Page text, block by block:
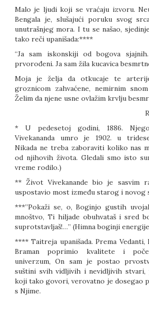
Malo je ljudi koji se vraćaju izvoru.
Bengala je, slušajući poruku svog
unutrašnjeg mora. I tu se našao,
tako reči upanišada:****
“Ja sam iskonskiji od bogova
prvorođeni. Ja sam žila kucavica
Moja je želja da otkucaje te
groznicom zahvaćene, nemirnim
Želim da njene usne ovlažim krvlju
* U pedesetoj godini, 1886.
Vivekananda umro je 1902. u
Nikada ne treba zaboraviti koliko nas
od njihovih života. Gledali smo isto
vreme rodilo.)
** Život Vivekanande bio je sasvim
uspostavio most između starog i novog
***”Pokaži se, o, Boginjo gustih
mnoštvo, Ti hiljade obuhvataš i sred
suprotstavljaš!…” (Himna boginji
**** Taitreja upanišada. Prema Vedanti,
Braman poprimio kvalitete i
univerzum, On sam je postao
suštini svih vidljivih i nevidljivih stvari,
koji tako govori, verovatno je dosegao
s Njime.